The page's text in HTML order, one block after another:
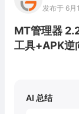
发布于 6
MT管理器
工具+APK逆
AI 总结